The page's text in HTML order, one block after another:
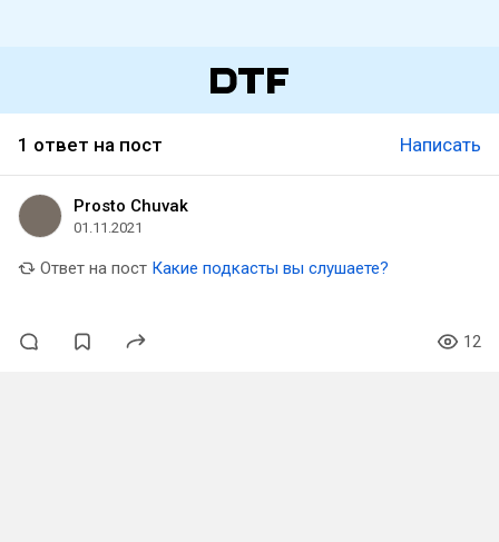
1 ответ на пост Написать
Prosto Chuvak
01.11.2021
Ответ на пост Какие подкасты вы слушаете?
12